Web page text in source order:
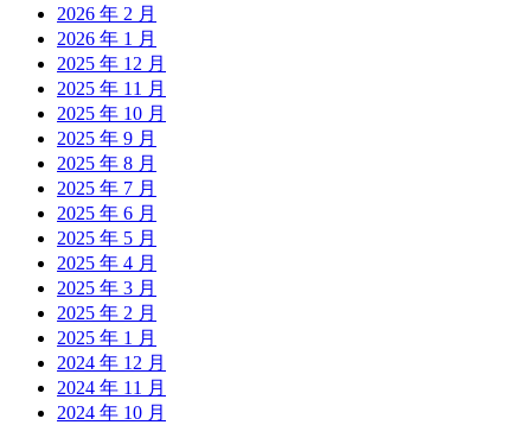
2026 年 2 月
2026 年 1 月
2025 年 12 月
2025 年 11 月
2025 年 10 月
2025 年 9 月
2025 年 8 月
2025 年 7 月
2025 年 6 月
2025 年 5 月
2025 年 4 月
2025 年 3 月
2025 年 2 月
2025 年 1 月
2024 年 12 月
2024 年 11 月
2024 年 10 月